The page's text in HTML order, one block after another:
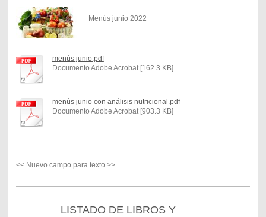
Menús junio 2022
menús junio.pdf
Documento Adobe Acrobat [162.3 KB]
menús junio con análisis nutricional.pdf
Documento Adobe Acrobat [903.3 KB]
<< Nuevo campo para texto >>
LISTADO DE LIBROS Y